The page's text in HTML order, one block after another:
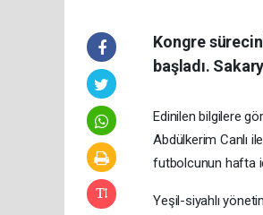
​Kongre
başladı.
​Edinilen bilgilere
Abdülkerim Canlı
futbolcunun hafta
​Yeşil-siyahlı